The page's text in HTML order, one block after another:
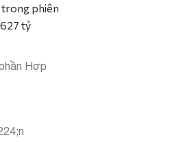
trong phiên
tỷ